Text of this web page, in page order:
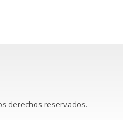
derechos reservados.